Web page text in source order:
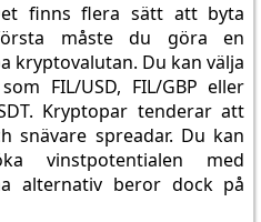
finns flera sätt att byta
måste du göra en
kryptovalutan. Du kan välja
FIL/USD, FIL/GBP eller
Kryptopar tenderar att
snävare spreadar. Du kan
vinstpotentialen med
alternativ beror dock på